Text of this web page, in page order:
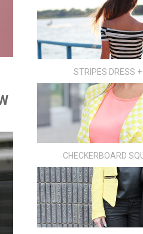
STRIPES DRESS
CHECKERBOARD